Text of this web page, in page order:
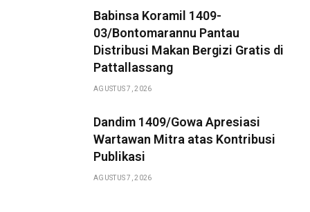
Babinsa Koramil 1409-
03/Bontomarannu Pantau
Distribusi Makan Bergizi Gratis di
Pattallassang
AGUSTUS 7, 2026
Dandim 1409/Gowa Apresiasi
Wartawan Mitra atas Kontribusi
Publikasi
AGUSTUS 7, 2026